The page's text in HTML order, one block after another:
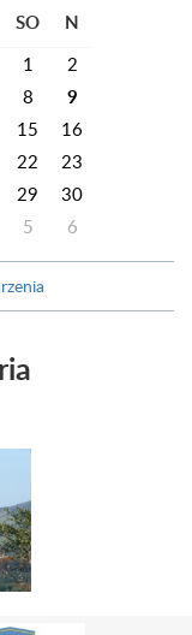
SO N
1
2
8 9
15
16
22
23
29
30
5 6